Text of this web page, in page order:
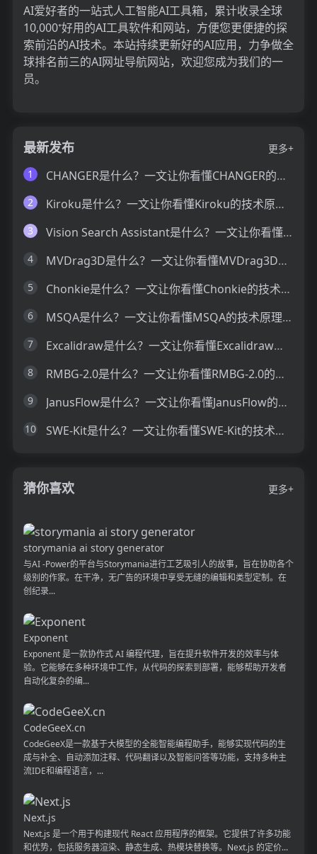
AI爱好者的一站式人工智能AI工具箱，累计收录全球
10,000⁺好用的AI工具软件和网站，方便您更便捷的探
索前沿的AI技术。本站持续更新好的AI应用，力争做全
球排名前三的AI网址导航网站，欢迎您成为我们的一
员。
最新发布
更多+
1
CHANGER是什么？一文让你看懂CHANGER的技术原理、主要功能、应用场景
2 Kiroku是什么？一文让你看懂Kiroku的技术原理、主要功能、应用场景
3 Vision Search Assistant是什么？一文让你看懂Vision Search Assistant的技术原理、主要功能、应用场景
4 MVDrag3D是什么？一文让你看懂MVDrag3D的技术原理、主要功能、应用场景
5 Chonkie是什么？一文让你看懂Chonkie的技术原理、主要功能、应用场景
6 MSQA是什么？一文让你看懂MSQA的技术原理、主要功能、应用场景
7 Excalidraw是什么？一文让你看懂Excalidraw的技术原理、主要功能、应用场景
8 RMBG-2.0是什么？一文让你看懂RMBG-2.0的技术原理、主要功能、应用场景
9 JanusFlow是什么？一文让你看懂JanusFlow的技术原理、主要功能、应用场景
10 SWE-Kit是什么？一文让你看懂SWE-Kit的技术原理、主要功能、应用场景
猜你喜欢 更多+
storymania ai story generator
与AI -Power的平台与Storymania进行工艺吸引人的故事，旨在协助各个
级别的作家。在干净，无广告的环境中享受无缝的编辑和类型定制。在
创纪录...
Exponent
Exponent 是一款协作式 AI 编程代理，旨在提升软件开发的效率与体
验。它能够在多种环境中工作，从代码的探索到部署，能够帮助开发者
自动化复杂的编...
CodeGeeX.cn
CodeGeeX是一款基于大模型的全能智能编程助手，能够实现代码的生
成与补全、自动添加注释、代码翻译以及智能问答等功能，支持多种主
流IDE和编程语言，...
Next.js
Next.js 是一个用于构建现代 React 应用程序的框架。它提供了许多功能
和优势，包括服务器渲染、静态生成、热模块替换等。Next.js 的定价...